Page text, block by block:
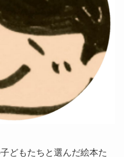
どもたちと選んだ絵本た